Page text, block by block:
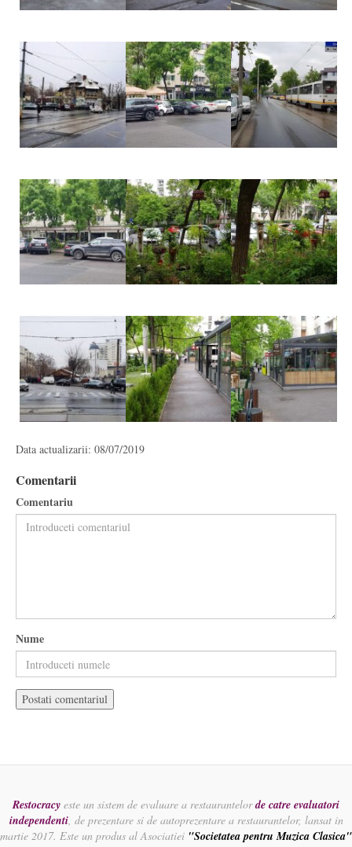
Data actualizarii: 08/07/2019
Comentarii
Comentariu
Nume
Restocracy este un sistem de evaluare a restaurantelorde catre evaluatori
independenti, de prezentare si de autoprezentare a restaurantelor, lansat in
martie 2017. Este un produs al Asociatiei "Societatea pentru Muzica Clasica"